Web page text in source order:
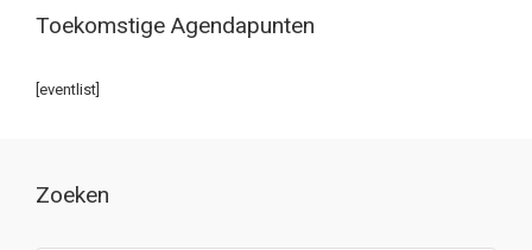
Toekomstige Agendapunten
[eventlist]
Zoeken